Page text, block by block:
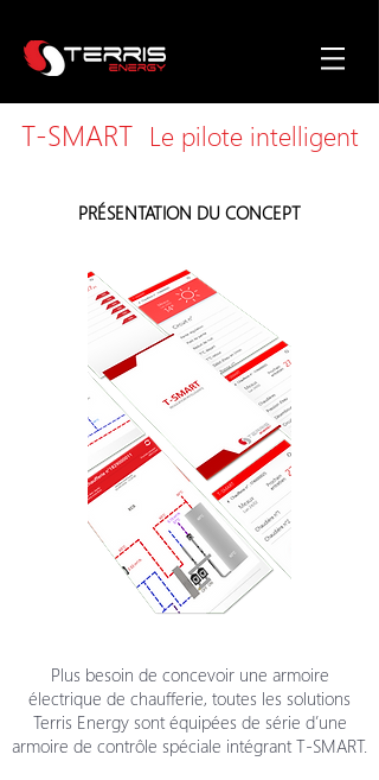
T-SMART Le pilote intelligent
PRÉSENTATION DU CONCEPT
Plus besoin de concevoir une armoire
électrique de chaufferie, toutes les solutions
Terris Energy sont équipées de série d’une
armoire de contrôle spéciale intégrant T-SMART.